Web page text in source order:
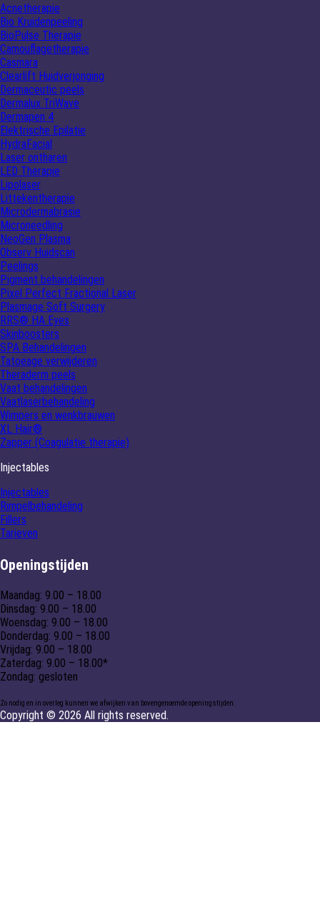
Acnetherapie
Bio Kruidenpeeling
BioPulse Therapie
Camouflagetherapie
Casmara
Clearlift Huidverjonging
Dermaceutic peels
Dermalux TriWave
Dermapen 4
Elektrische Epilatie
HydraFacial
Laser ontharen
LED Therapie
Lipolaser
Littekentherapie
Microdermabrasie
Microneedling
NeoGen Plasma
Observ Huidscan
Peelings
Pigment behandelingen
Pixel Perfect Fractional Laser
Plasmage Soft Surgery
RRS® HA Eyes
Skinboosters
SPA Behandelingen
Tatoeage verwijderen
Theraderm peels
Vaat behandelingen
Vaatlaserbehandeling
Wimpers en wenkbrauwen
XL Hair®
Zapper (Coagulatie therapie)
Injectables
Injectables
Rimpelbehandeling
Fillers
Tarieven
Openingstijden
Maandag: 9.00 – 18.00
Dinsdag: 9.00 – 18.00
Woensdag: 9.00 – 18.00
Donderdag: 9.00 – 18.00
Vrijdag: 9.00 – 18.00
Zaterdag: 9.00 – 18.00*
Zondag: gesloten
Zo nodig en in overleg kunnen we afwijken van bovengenoemde openingstijden.
Copyright © 2026 All rights reserved.